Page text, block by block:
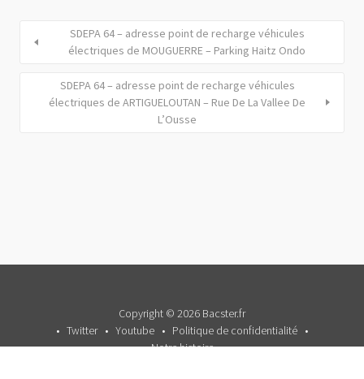
SDEPA 64 – adresse point de recharge véhicules
électriques de MOUGUERRE – Parking Haitz Ondo
SDEPA 64 – adresse point de recharge véhicules
électriques de ARTIGUELOUTAN – Rue De La Vallee De
L’Ousse
Copyright © 2026 Bacster.fr
Twitter
Youtube
Politique de confidentialité
Notre histoire